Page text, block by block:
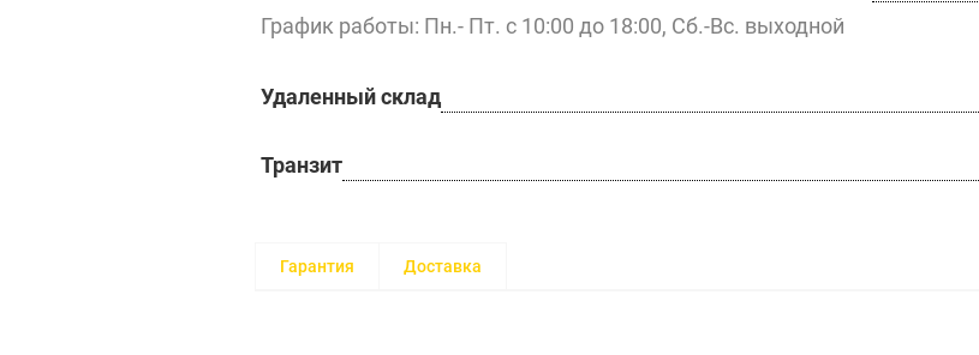
График работы: Пн.- Пт. с 10:00 до 18:00, Сб.-Вс. выходной
Удаленный склад
Транзит
Гарантия Доставка